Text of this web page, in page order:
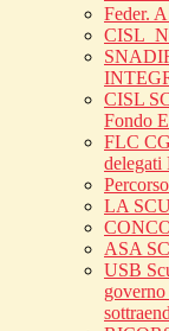
Feder.
CISL
Fondo
FLC
delegati
LA
ASA
USB